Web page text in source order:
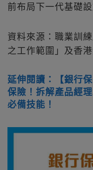
前布局下一代基礎
資料來源：職業訓
之工作範圍」及香
延伸閱讀：【銀行
保險！拆解產品經
必備技能！